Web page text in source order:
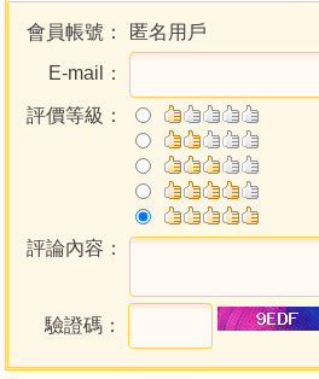
當你了解一套學術背後的原理與規
生發為你所用。
作者簡介
解密人生，掌握未來！──《輕鬆
1973年生於台灣高雄市，畢業於
幼時便受到家父的啟蒙。然而，在
那一年，文堡老師決定跟隨家父
定有如醍醐灌頂，豁然開朗。2000
創業開館，庚辰年成為他人生的轉
會員帳號：
匿名用戶
E-mail：
評價等級：
評論內容：
驗證碼：